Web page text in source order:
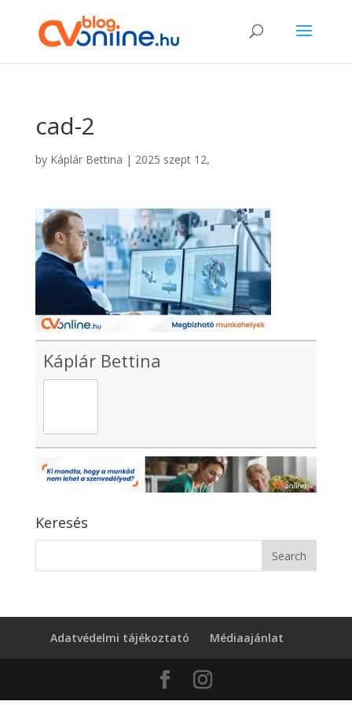
cad-2
by Káplár Bettina | 2025 szept 12,
Káplár Bettina
Keresés
Adatvédelmi tájékoztató Médiaajánlat